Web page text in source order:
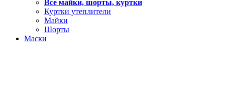
Все майки, шорты, куртки
Куртки утеплители
Майки
Шорты
Маски